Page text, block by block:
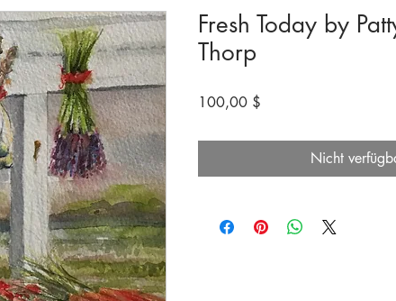
Fresh Today by
Thorp
100,00 $
Nicht